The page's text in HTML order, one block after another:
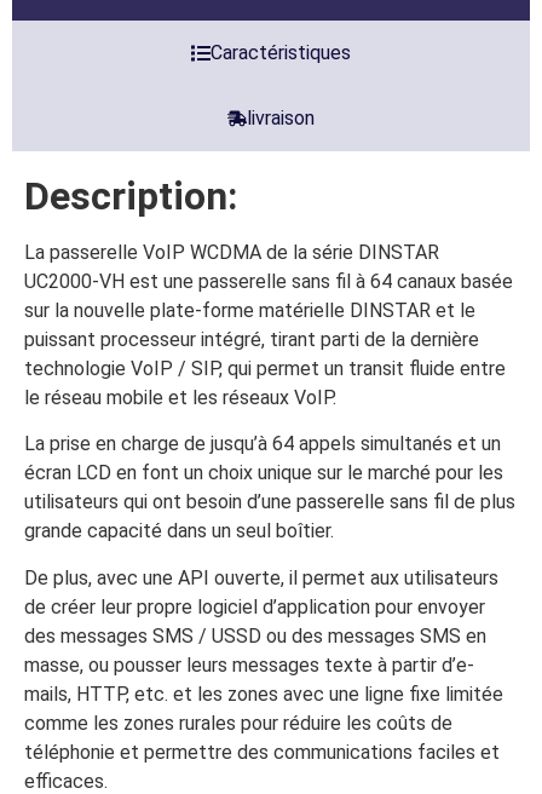
Caractéristiques
livraison
Description:
La passerelle VoIP WCDMA de la série DINSTAR
UC2000-VH est une passerelle sans fil à 64 canaux basée
sur la nouvelle plate-forme matérielle DINSTAR et le
puissant processeur intégré, tirant parti de la dernière
technologie VoIP / SIP, qui permet un transit fluide entre
le réseau mobile et les réseaux VoIP.
La prise en charge de jusqu’à 64 appels simultanés et un
écran LCD en font un choix unique sur le marché pour les
utilisateurs qui ont besoin d’une passerelle sans fil de plus
grande capacité dans un seul boîtier.
De plus, avec une API ouverte, il permet aux utilisateurs
de créer leur propre logiciel d’application pour envoyer
des messages SMS / USSD ou des messages SMS en
masse, ou pousser leurs messages texte à partir d’e-
mails, HTTP, etc. et les zones avec une ligne fixe limitée
comme les zones rurales pour réduire les coûts de
téléphonie et permettre des communications faciles et
efficaces.